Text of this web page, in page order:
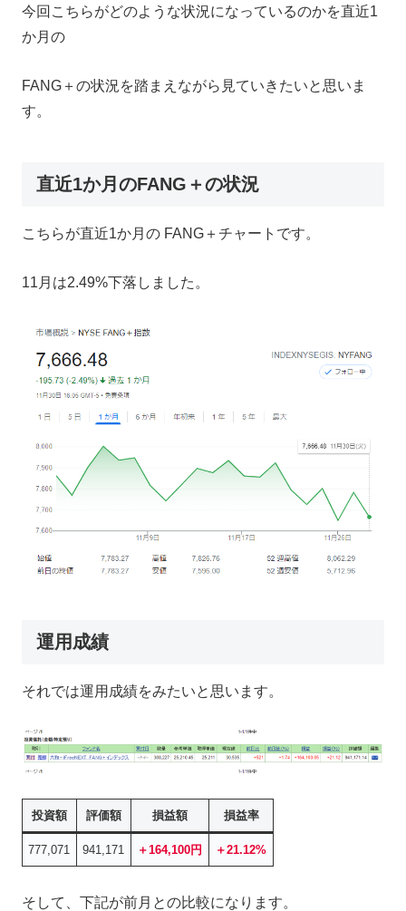
今回こちらがどのような状況になっているのかを直近1
か月の
FANG＋の状況を踏まえながら見ていきたいと思いま
す。
直近1か月のFANG＋の状況
こちらが直近1か月の FANG＋チャートです。
11月は2.49%下落しました。
運用成績
それでは運用成績をみたいと思います。
投資額 評価額 損益額 損益率
777,071 941,171 ＋164,100円 ＋21.12%
そして、下記が前月との比較になります。